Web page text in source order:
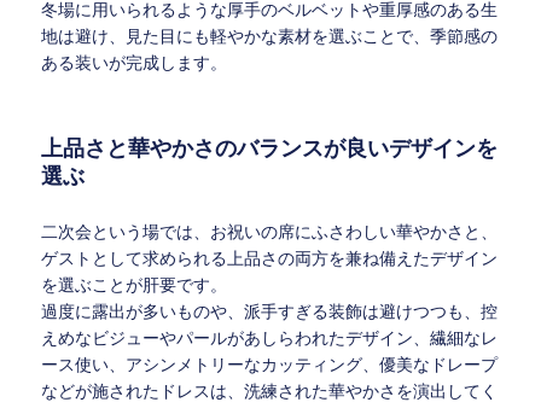
冬場に用いられるような厚手のベルベットや重厚感のある生
地は避け、見た目にも軽やかな素材を選ぶことで、季節感の
ある装いが完成します。
上品さと華やかさのバランスが良いデザインを
選ぶ
二次会という場では、お祝いの席にふさわしい華やかさと、
ゲストとして求められる上品さの両方を兼ね備えたデザイン
を選ぶことが肝要です。
過度に露出が多いものや、派手すぎる装飾は避けつつも、控
えめなビジューやパールがあしらわれたデザイン、繊細なレ
ース使い、アシンメトリーなカッティング、優美なドレープ
などが施されたドレスは、洗練された華やかさを演出してく